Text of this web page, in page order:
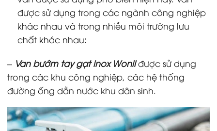
được sử dụng trong các ngành công nghiệp
khác nhau và trong nhiều môi trường lưu
chất khác nhau:
– Van bướm tay gạt inox Wonilđược sử dụng
trong các khu công nghiệp, các hệ thống
đường ống dẫn nước khu dân sinh.